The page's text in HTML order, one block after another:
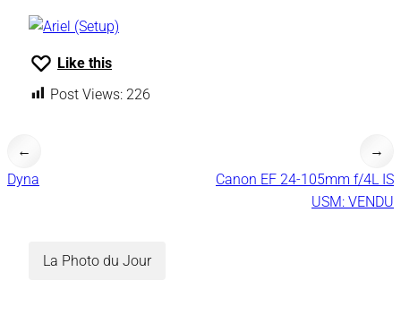
Like this
Post Views: 226
←
Dyna
Canon EF 24-105mm f/4L IS
USM: VENDU
→
La Photo du Jour